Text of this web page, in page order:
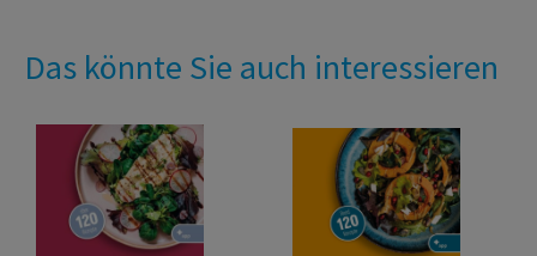
Das könnte Sie auch interessieren